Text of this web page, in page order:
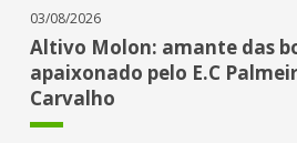
03/08/2026
Altivo Molon: amante das
apaixonado pelo E.C
Carvalho